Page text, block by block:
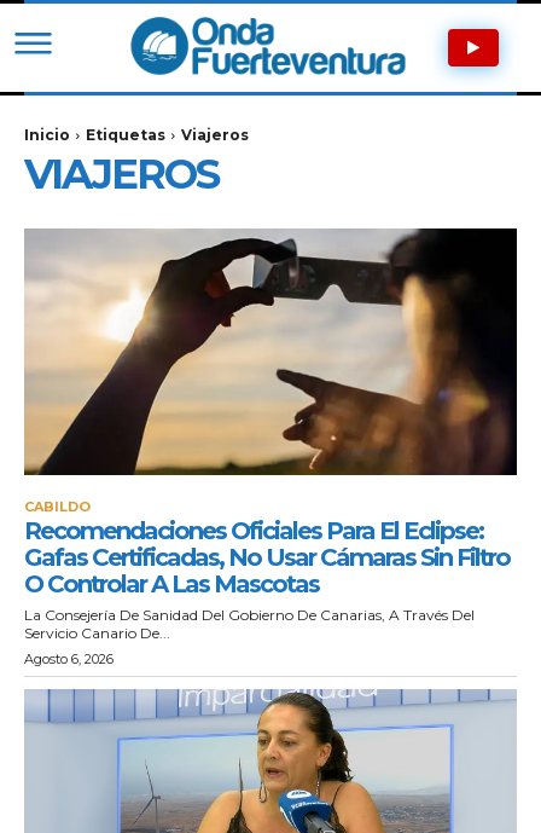
Inicio Etiquetas Viajeros
VIAJEROS
CABILDO
Recomendaciones Oficiales Para El Eclipse:
Gafas Certificadas, No Usar Cámaras Sin Filtro
O Controlar A Las Mascotas
La Consejería De Sanidad Del Gobierno De Canarias, A Través Del
Servicio Canario De...
Agosto 6, 2026